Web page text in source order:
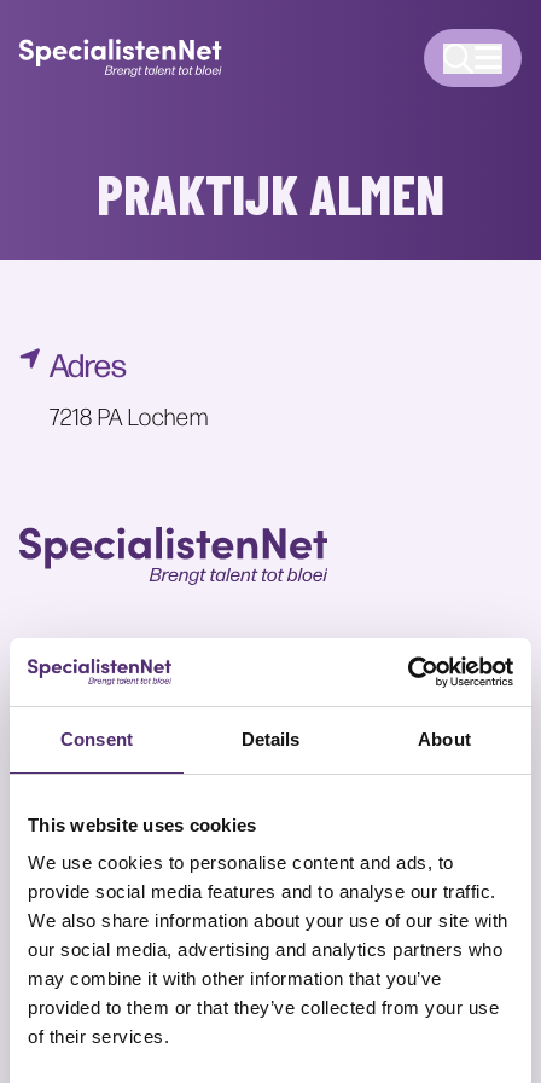
Consent Details About
This website uses cookies
We use cookies to personalise content and ads, to
provide social media features and to analyse our traffic.
We also share information about your use of our site with
our social media, advertising and analytics partners who
may combine it with other information that you’ve
provided to them or that they’ve collected from your use
of their services.
PRAKTIJK ALMEN
Adres
7218 PA Lochem
SpecialistenNet biedt voor elk doel psychische hulp
en coaching. Met specialisten in heel Nederland en
tot bloei.
Snel naar
Onze aanpak
Contact
SpecialistenNet Psychologie